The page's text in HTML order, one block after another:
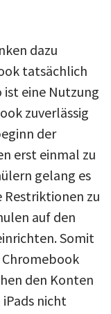
dazu
tatsächlich
eine Nutzung
zuverlässig
der
erst einmal zu
gelang es
Restriktionen zu
auf den
Somit
Chromebook
den Konten
nicht